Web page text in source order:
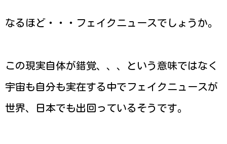
なるほど・・・フェイクニュースでしょうか。
この現実自体が錯覚、、、という意味ではなく
宇宙も自分も実在する中でフェイクニュースが
世界、日本でも出回っているそうです。